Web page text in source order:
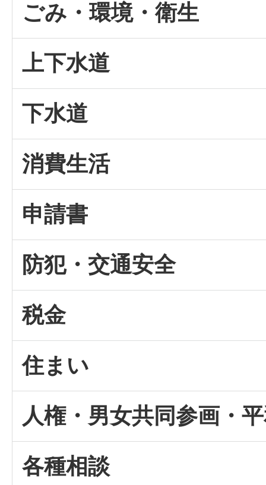
ごみ・環境・衛生
上下水道
下水道
消費生活
申請書
防犯・交通安全
税金
住まい
人権・男女共同参画・
各種相談